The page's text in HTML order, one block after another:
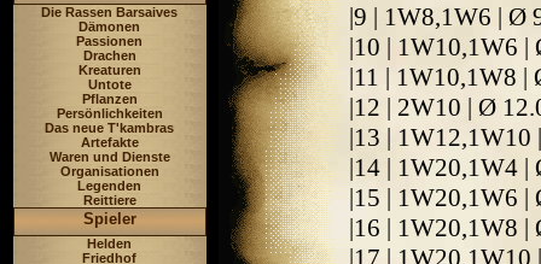
Die Rassen Barsaives
Dämonen
Passionen
Drachen
Kreaturen
Untote
Pflanzen
Persönlichkeiten
Das neue T'kambras
Artefakte
Waren und Dienste
Organisationen
Legenden
Reittiere
Spieler
Helden
Friedhof
|9 | 1W8,1W6 | Ø
|10 | 1W10,1W6 |
|11 | 1W10,1W8 |
|12 | 2W10 | Ø
|13 | 1W12,1W10
|14 | 1W20,1W4 |
|15 | 1W20,1W6 |
|16 | 1W20,1W8 |
|17 | 1W20,1W10